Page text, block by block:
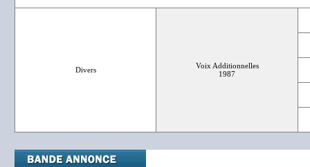
Divers
Voix Additionnelles
1987